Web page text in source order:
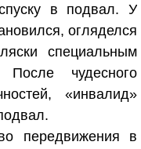
в подвал. У
огляделся
специальным
чудесного
«инвалид»
передвижения в